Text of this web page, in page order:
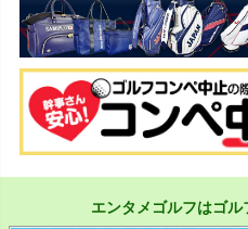
エンタメゴルフはゴ